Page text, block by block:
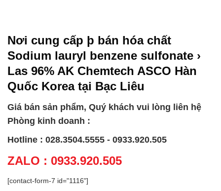
Nơi cung cấp þ bán hóa chất
Sodium lauryl benzene sulfonate ›
Las 96% AK Chemtech ASCO Hàn
Quốc Korea tại Bạc Liêu
Giá bán sản phẩm, Quý khách vui lòng liên hệ
Phòng kinh doanh :
Hotline : 028.3504.5555 - 0933.920.505
ZALO : 0933.920.505
[contact-form-7 id="1116"]